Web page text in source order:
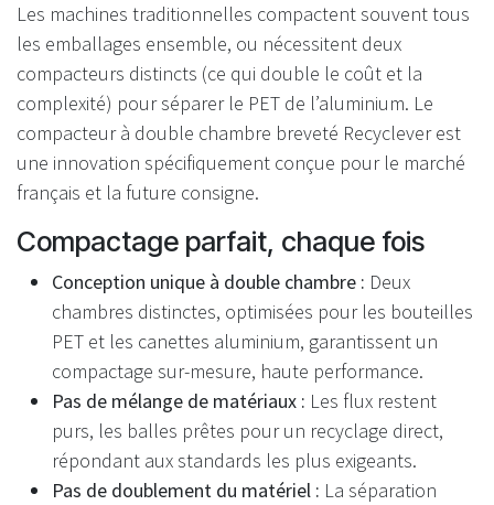
Les machines traditionnelles compactent souvent tous
les emballages ensemble, ou nécessitent deux
compacteurs distincts (ce qui double le coût et la
complexité) pour séparer le PET de l’aluminium. Le
compacteur à double chambre breveté Recyclever est
une innovation spécifiquement conçue pour le marché
français et la future consigne.
Compactage parfait, chaque fois
Conception unique à double chambre : Deux
chambres distinctes, optimisées pour les bouteilles
PET et les canettes aluminium, garantissent un
compactage sur-mesure, haute performance.
Pas de mélange de matériaux : Les flux restent
purs, les balles prêtes pour un recyclage direct,
répondant aux standards les plus exigeants.
Pas de doublement du matériel : La séparation